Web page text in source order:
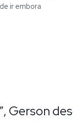
ir embora
Gerson